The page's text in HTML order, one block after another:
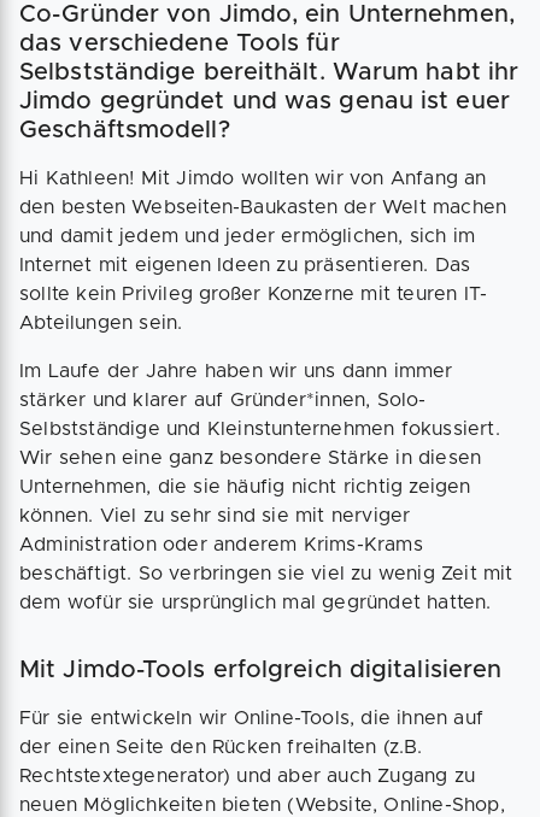
Co-Gründer von Jimdo, ein Unternehmen,
das verschiedene Tools für
Selbstständige bereithält. Warum habt ihr
Jimdo gegründet und was genau ist euer
Geschäftsmodell?
Hi Kathleen! Mit Jimdo wollten wir von Anfang an
den besten Webseiten-Baukasten der Welt machen
und damit jedem und jeder ermöglichen, sich im
Internet mit eigenen Ideen zu präsentieren. Das
sollte kein Privileg großer Konzerne mit teuren IT-
Abteilungen sein.
Im Laufe der Jahre haben wir uns dann immer
stärker und klarer auf Gründer*innen, Solo-
Selbstständige und Kleinstunternehmen fokussiert.
Wir sehen eine ganz besondere Stärke in diesen
Unternehmen, die sie häufig nicht richtig zeigen
können. Viel zu sehr sind sie mit nerviger
Administration oder anderem Krims-Krams
beschäftigt. So verbringen sie viel zu wenig Zeit mit
dem wofür sie ursprünglich mal gegründet hatten.
Mit Jimdo-Tools erfolgreich digitalisieren
Für sie entwickeln wir Online-Tools, die ihnen auf
der einen Seite den Rücken freihalten (z.B.
Rechtstextegenerator) und aber auch Zugang zu
neuen Möglichkeiten bieten (Website, Online-Shop,